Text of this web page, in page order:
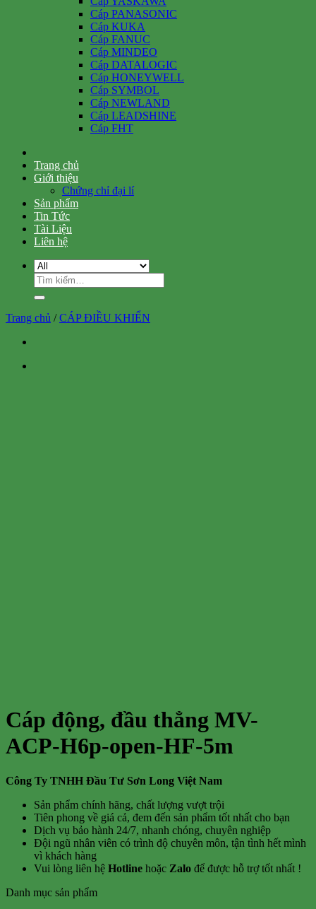
Cáp PANASONIC
Cáp KUKA
Cáp FANUC
Cáp MINDEO
Cáp DATALOGIC
Cáp HONEYWELL
Cáp SYMBOL
Cáp NEWLAND
Cáp LEADSHINE
Cáp FHT
Trang chủ
Giới thiệu
Chứng chỉ đại lí
Sản phẩm
Tin Tức
Tài Liệu
Liên hệ
Tìm
kiếm:
Trang chủ / CÁP ĐIỀU KHIỂN
Cáp động, đầu thẳng MV-
ACP-H6p-open-HF-5m
Công Ty TNHH Đầu Tư Sơn Long Việt Nam
Sản phẩm chính hãng, chất lượng vượt trội
Tiên phong về giá cả, đem đến sản phẩm tốt nhất cho bạn
Dịch vụ bảo hành 24/7, nhanh chóng, chuyên nghiệp
Đội ngũ nhân viên có trình độ chuyên môn, tận tình hết mình
vì khách hàng
Vui lòng liên hệ Hotline hoặc Zalo để được hỗ trợ tốt nhất !
Danh mục sản phẩm